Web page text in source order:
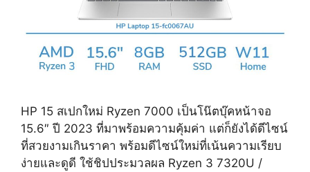
HP 15 สเปกใหม่ Ryzen 7000 เป็นโน๊ตบุ๊คหน้าจอ
15.6″ ปี 2023 ที่มาพร้อมความคุ้มค่า แต่ก็ยังได้ดีไซน์
ที่สวยงามเกินราคา พร้อมดีไซน์ใหม่ที่เน้นความเรียบ
ง่ายและดูดี ใช้ชิปประมวลผล Ryzen 3 7320U /